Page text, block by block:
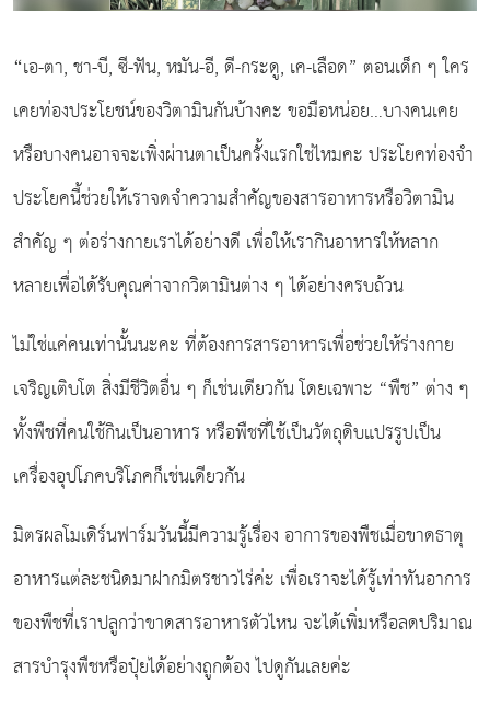
“เอ-ตา, ชา-บี, ซี-ฟัน, หมัน-อี, ดี-กระดู, เค-เลือด” ตอนเด็ก ๆ ใคร
เคยท่องประโยชน์ของวิตามินกันบ้างคะ ขอมือหน่อย…บางคนเคย
หรือบางคนอาจจะเพิ่งผ่านตาเป็นครั้งแรกใช่ไหมคะ ประโยคท่องจำ
ประโยคนี้ช่วยให้เราจดจำความสำคัญของสารอาหารหรือวิตามิน
สำคัญ ๆ ต่อร่างกายเราได้อย่างดี เพื่อให้เรากินอาหารให้หลาก
หลายเพื่อได้รับคุณค่าจากวิตามินต่าง ๆ ได้อย่างครบถ้วน
ไม่ใช่แค่คนเท่านั้นนะคะ ที่ต้องการสารอาหารเพื่อช่วยให้ร่างกาย
เจริญเติบโต สิ่งมีชีวิตอื่น ๆ ก็เช่นเดียวกัน โดยเฉพาะ “พืช” ต่าง ๆ
ทั้งพืชที่คนใช้กินเป็นอาหาร หรือพืชที่ใช้เป็นวัตถุดิบแปรรูปเป็น
เครื่องอุปโภคบริโภคก็เช่นเดียวกัน
มิตรผลโมเดิร์นฟาร์มวันนี้มีความรู้เรื่อง อาการของพืชเมื่อขาดธาตุ
อาหารแต่ละชนิดมาฝากมิตรชาวไร่ค่ะ เพื่อเราจะได้รู้เท่าทันอาการ
ของพืชที่เราปลูกว่าขาดสารอาหารตัวไหน จะได้เพิ่มหรือลดปริมาณ
สารบำรุงพืชหรือปุ๋ยได้อย่างถูกต้อง ไปดูกันเลยค่ะ